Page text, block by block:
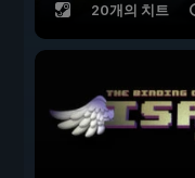
20개의 치트